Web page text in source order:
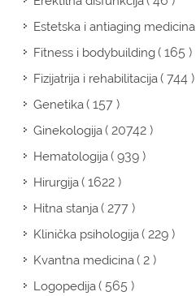
Estetska i antiaging medicina
Fitness i bodybuilding( 165 )
Fizijatrija i rehabilitacija( 744 )
Genetika( 157 )
Ginekologija( 20742 )
Hematologija( 939 )
Hirurgija( 1622 )
Hitna stanja( 277 )
Klinička psihologija( 229 )
Kvantna medicina( 2 )
Logopedija( 565 )